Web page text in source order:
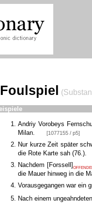
Foulspiel
Andriy Vorobeys
Milan.
[1077155 / p5]
Nur kurze Zeit später
die Rote Karte sah (76.).
Nachdem [Forssell ]
die Mauer hinweg in die
Vorausgegangen war ein
Nach einem ungeahndeten